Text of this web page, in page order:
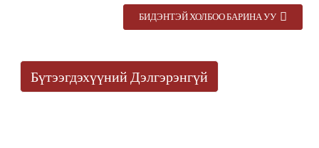
БИДЭНТЭЙ ХОЛБОО БАРИНА УУ
Бүтээгдэхүүний Дэлгэрэнгүй